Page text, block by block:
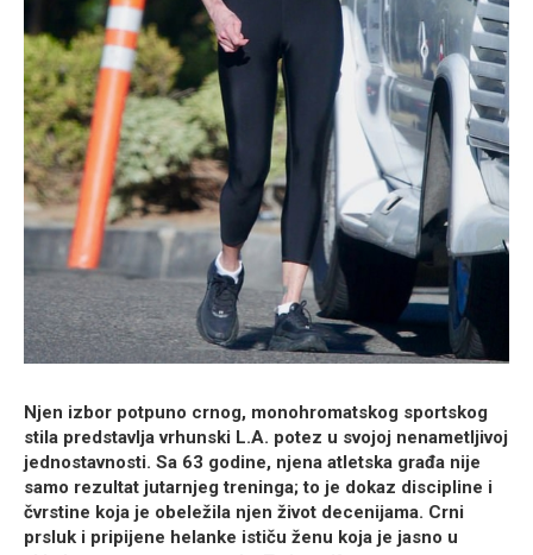
Njen izbor potpuno crnog, monohromatskog sportskog
stila predstavlja vrhunski L.A. potez u svojoj nenametljivoj
jednostavnosti. Sa 63 godine, njena atletska građa nije
samo rezultat jutarnjeg treninga; to je dokaz discipline i
čvrstine koja je obeležila njen život decenijama. Crni
prsluk i pripijene helanke ističu ženu koja je jasno u